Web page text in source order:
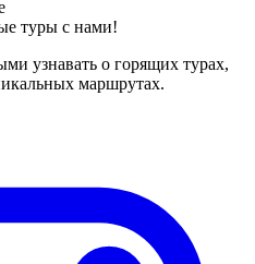
туры с нами!
узнавать о горящих турах,
маршрутах.